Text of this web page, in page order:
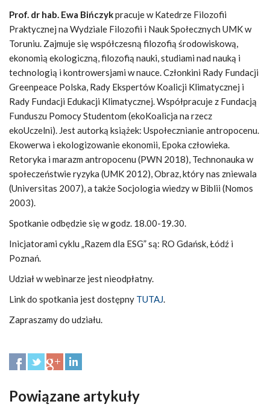
Prof. dr hab. Ewa Bińczykpracuje w Katedrze Filozofii
Praktycznej na Wydziale Filozofii i Nauk Społecznych UMK w
Toruniu. Zajmuje się współczesną filozofią środowiskową,
ekonomią ekologiczną, filozofią nauki, studiami nad nauką i
technologią i kontrowersjami w nauce. Członkini Rady Fundacji
Greenpeace Polska, Rady Ekspertów Koalicji Klimatycznej i
Rady Fundacji Edukacji Klimatycznej. Współpracuje z Fundacją
Funduszu Pomocy Studentom (ekoKoalicja na rzecz
ekoUczelni). Jest autorką książek: Uspołecznianie antropocenu.
Ekowerwa i ekologizowanie ekonomii, Epoka człowieka.
Retoryka i marazm antropocenu (PWN 2018), Technonauka w
społeczeństwie ryzyka (UMK 2012), Obraz, który nas zniewala
(Universitas 2007), a także Socjologia wiedzy w Biblii (Nomos
2003).
Spotkanie odbędzie się w godz. 18.00-19.30.
Inicjatorami cyklu „Razem dla ESG” są: RO Gdańsk, Łódź i
Poznań.
Udział w webinarze jest nieodpłatny.
Link do spotkania jest dostępny TUTAJ.
Zapraszamy do udziału.
Powiązane artykuły